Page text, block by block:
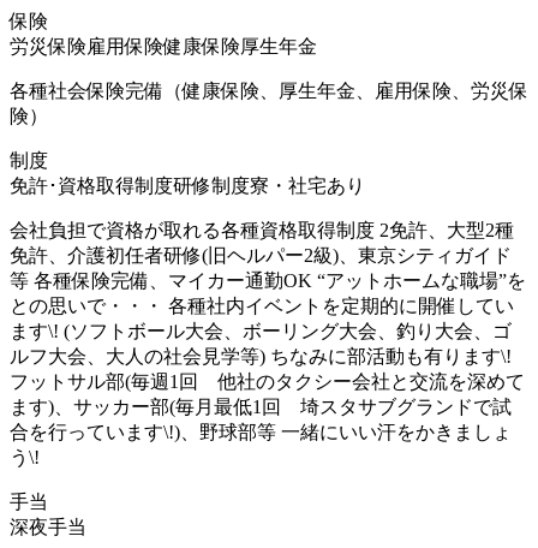
保険
労災保険雇用保険健康保険厚生年金
各種社会保険完備（健康保険、厚生年金、雇用保険、労災保
険）
制度
免許･資格取得制度研修制度寮・社宅あり
会社負担で資格が取れる各種資格取得制度 2免許、大型2種
免許、介護初任者研修(旧ヘルパー2級)、東京シティガイド
等 各種保険完備、マイカー通勤OK “アットホームな職場”を
との思いで・・・ 各種社内イベントを定期的に開催してい
ます\! (ソフトボール大会、ボーリング大会、釣り大会、ゴ
ルフ大会、大人の社会見学等) ちなみに部活動も有ります\!
フットサル部(毎週1回 他社のタクシー会社と交流を深めて
ます)、サッカー部(毎月最低1回 埼スタサブグランドで試
合を行っています\!)、野球部等 一緒にいい汗をかきましょ
う\!
手当
深夜手当